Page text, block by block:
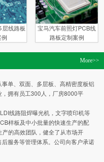
层线路板
宝马汽车前照灯PCB线
路板定制案例
More>>
单、双面、多层板、高精密度板铝
拥有员工300人，厂房8000平
线路阻焊曝光机，文字喷印机等
样板及中小批量的快速生产的配
的高效团队，健全了从市场开
服务等管理体系。公司向客户承诺